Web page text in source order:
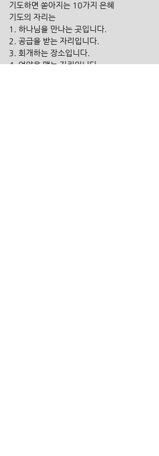
기도하면 쏟아지는 10가지 은혜
기도의 자리는
1. 하나님을 만나는 곳입니다.
2. 공급을 받는 자리입니다.
3. 회개하는 장소입니다.
4. 언약을 맺는 자리입니다.